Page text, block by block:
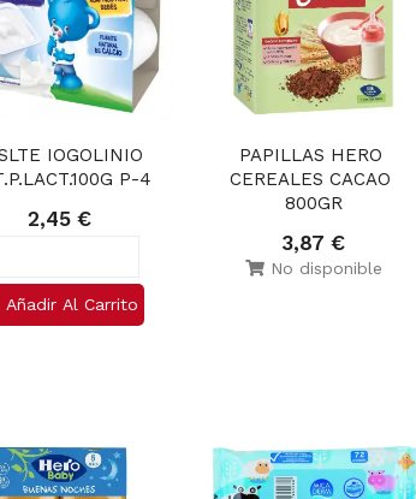
IOGOLINIO
P-4
2,45 €
Añadir Al Carrito
PAPILLAS HERO
CEREALES CACAO
800GR
3,87 €
No disponible